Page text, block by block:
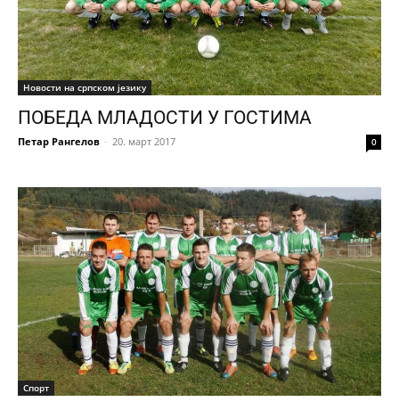
Новости на српском језику
ПОБЕДА МЛАДОСТИ У ГОСТИМА
Петар Рангелов - 20. март 2017 0
Спорт